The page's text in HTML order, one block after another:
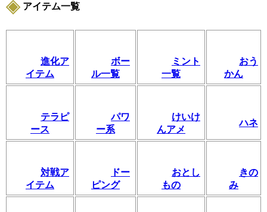
アイテム一覧
進化ア
イテム
ボー
ル一覧
ミント
一覧
おう
かん
テラピ
ース
パワ
ー系
けいけ
んアメ
ハネ
対戦ア
イテム
ドー
ピング
おとし
もの
きの
み